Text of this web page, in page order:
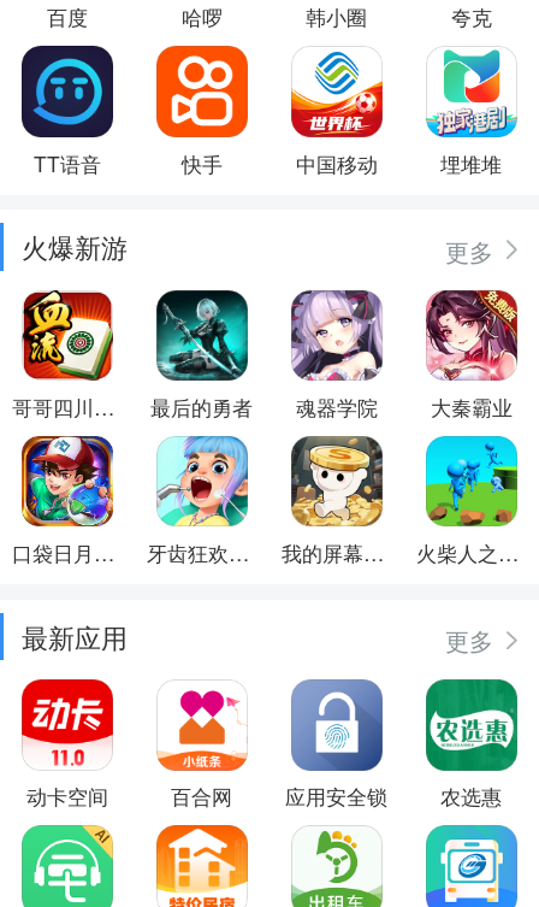
百度 哈啰 韩小圈 夸克
TT语音 快手 中国移动 埋堆堆
火爆新游 更多
哥哥四川麻将 最后的勇者 魂器学院 大秦霸业
口袋日月游戏软件 牙齿狂欢派对 我的屏幕在喷钱 火柴人之觉醒年代
最新应用 更多
动卡空间 百合网 应用安全锁 农选惠